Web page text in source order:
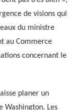
de visions qui
du ministre
au Commerce
concernant le
planer un
Washington. Les